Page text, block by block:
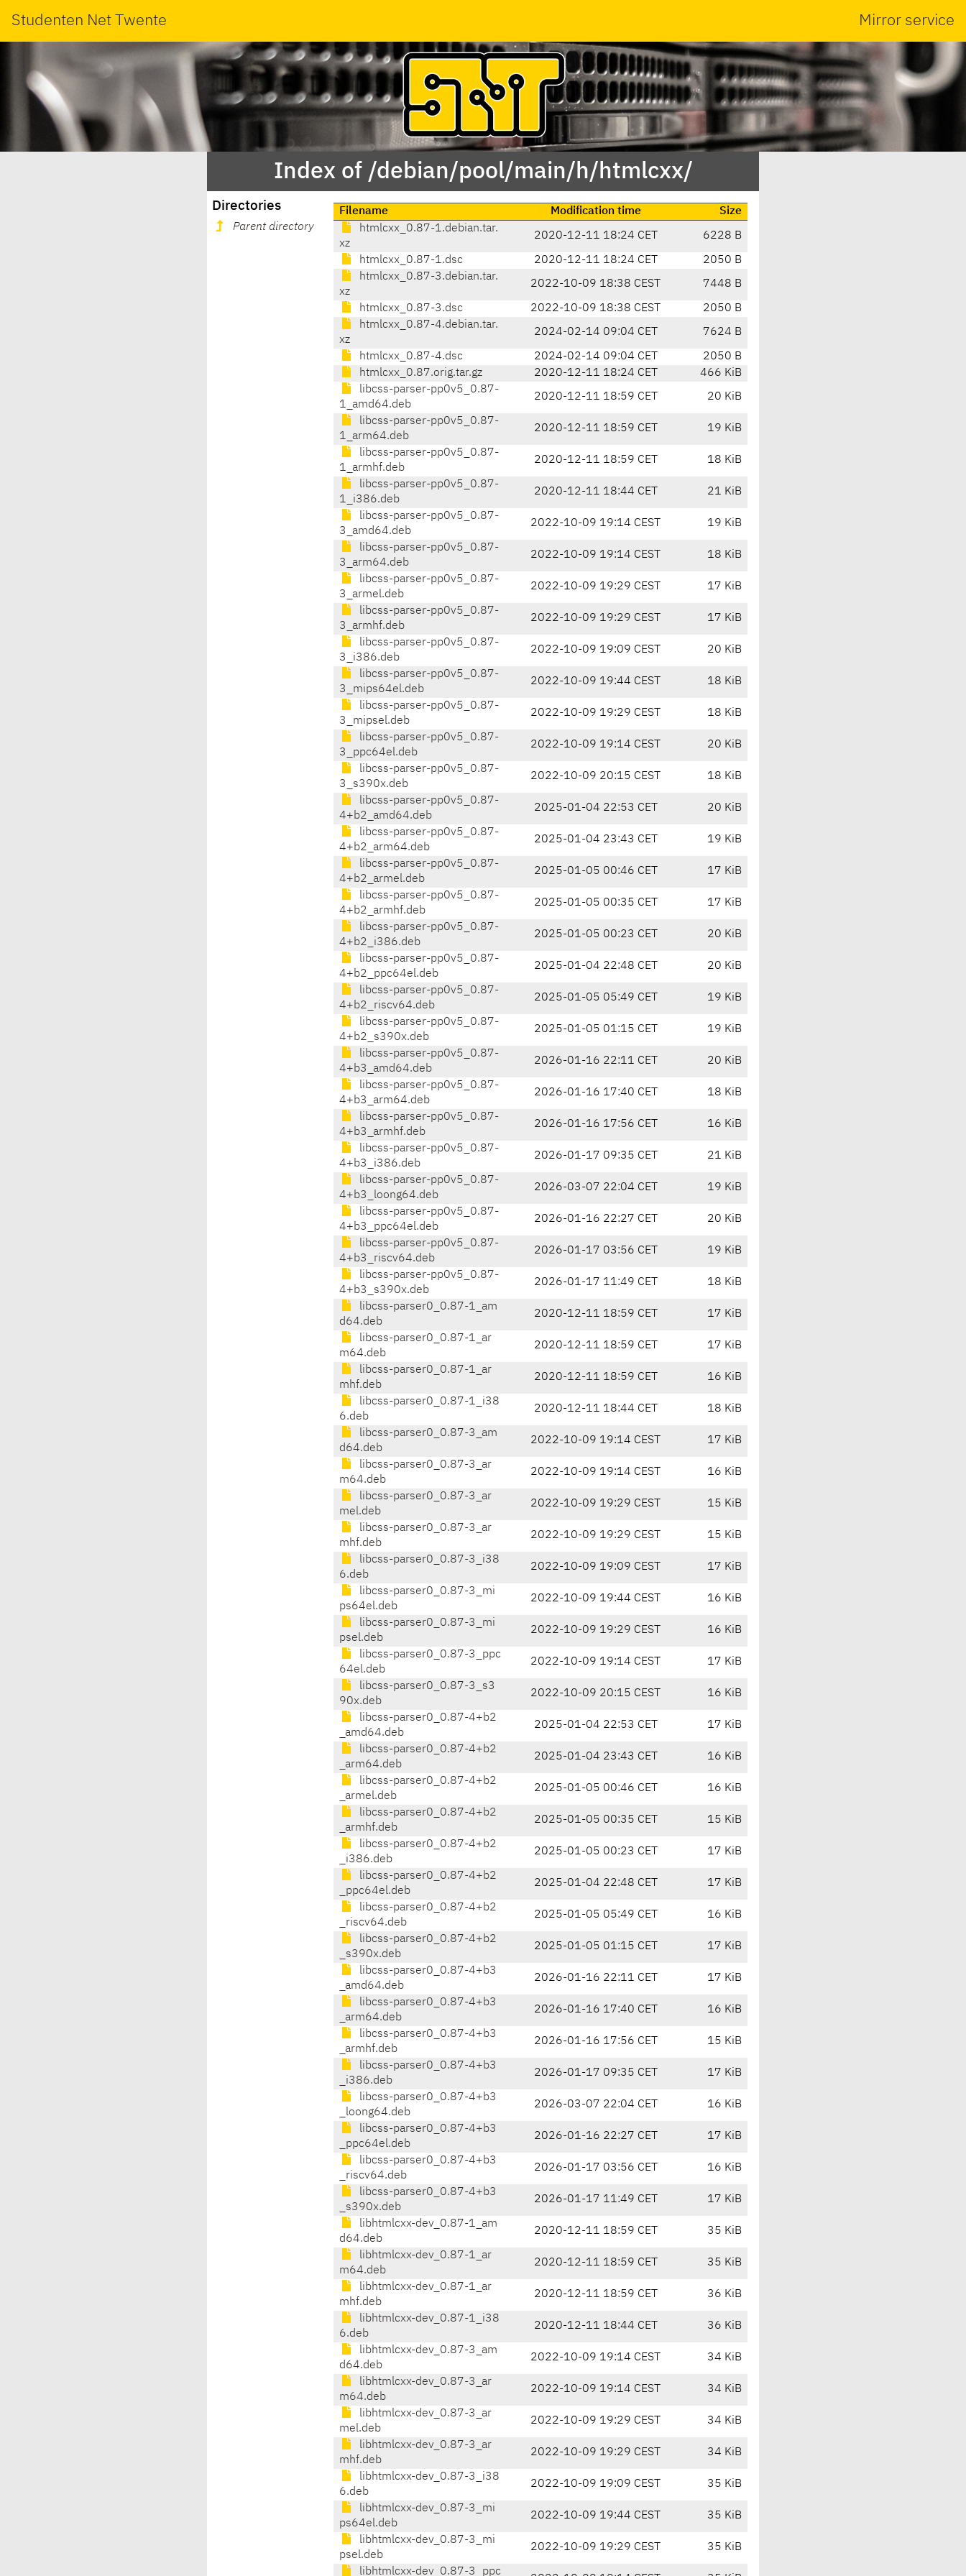
Studenten Net Twente Mirror service
Index of /debian/pool/main/h/htmlcxx/
Directories
Parent directory
Filename Modification time
Size
htmlcxx_0.87-1.debian.tar.
xz
2020-12-11 18:24 CET 6228 B
htmlcxx_0.87-1.dsc 2020-12-11 18:24 CET
2050 B
htmlcxx_0.87-3.debian.tar.
xz
2022-10-09 18:38 CEST 7448 B
htmlcxx_0.87-3.dsc 2022-10-09 18:38 CEST
2050 B
htmlcxx_0.87-4.debian.tar.
xz
2024-02-14 09:04 CET 7624 B
htmlcxx_0.87-4.dsc 2024-02-14 09:04 CET
2050 B
htmlcxx_0.87.orig.tar.gz
2020-12-11 18:24 CET
466 KiB
libcss-parser-pp0v5_0.87-
1_amd64.deb
2020-12-11 18:59 CET 20 KiB
libcss-parser-pp0v5_0.87-
1_arm64.deb
2020-12-11 18:59 CET 19 KiB
libcss-parser-pp0v5_0.87-
1_armhf.deb
2020-12-11 18:59 CET 18 KiB
libcss-parser-pp0v5_0.87-
1_i386.deb
2020-12-11 18:44 CET 21 KiB
libcss-parser-pp0v5_0.87-
3_amd64.deb
2022-10-09 19:14 CEST 19 KiB
libcss-parser-pp0v5_0.87-
3_arm64.deb
2022-10-09 19:14 CEST 18 KiB
libcss-parser-pp0v5_0.87-
3_armel.deb
2022-10-09 19:29 CEST 17 KiB
libcss-parser-pp0v5_0.87-
3_armhf.deb
2022-10-09 19:29 CEST 17 KiB
libcss-parser-pp0v5_0.87-
3_i386.deb
2022-10-09 19:09 CEST 20 KiB
libcss-parser-pp0v5_0.87-
3_mips64el.deb
2022-10-09 19:44 CEST 18 KiB
libcss-parser-pp0v5_0.87-
3_mipsel.deb
2022-10-09 19:29 CEST 18 KiB
libcss-parser-pp0v5_0.87-
3_ppc64el.deb
2022-10-09 19:14 CEST 20 KiB
libcss-parser-pp0v5_0.87-
3_s390x.deb
2022-10-09 20:15 CEST 18 KiB
libcss-parser-pp0v5_0.87-
4+b2_amd64.deb
2025-01-04 22:53 CET 20 KiB
libcss-parser-pp0v5_0.87-
4+b2_arm64.deb
2025-01-04 23:43 CET 19 KiB
libcss-parser-pp0v5_0.87-
4+b2_armel.deb
2025-01-05 00:46 CET 17 KiB
libcss-parser-pp0v5_0.87-
4+b2_armhf.deb
2025-01-05 00:35 CET 17 KiB
libcss-parser-pp0v5_0.87-
4+b2_i386.deb
2025-01-05 00:23 CET 20 KiB
libcss-parser-pp0v5_0.87-
4+b2_ppc64el.deb
2025-01-04 22:48 CET 20 KiB
libcss-parser-pp0v5_0.87-
4+b2_riscv64.deb
2025-01-05 05:49 CET 19 KiB
libcss-parser-pp0v5_0.87-
4+b2_s390x.deb
2025-01-05 01:15 CET 19 KiB
libcss-parser-pp0v5_0.87-
4+b3_amd64.deb
2026-01-16 22:11 CET 20 KiB
libcss-parser-pp0v5_0.87-
4+b3_arm64.deb
2026-01-16 17:40 CET 18 KiB
libcss-parser-pp0v5_0.87-
4+b3_armhf.deb
2026-01-16 17:56 CET 16 KiB
libcss-parser-pp0v5_0.87-
4+b3_i386.deb
2026-01-17 09:35 CET 21 KiB
libcss-parser-pp0v5_0.87-
4+b3_loong64.deb
2026-03-07 22:04 CET 19 KiB
libcss-parser-pp0v5_0.87-
4+b3_ppc64el.deb
2026-01-16 22:27 CET 20 KiB
libcss-parser-pp0v5_0.87-
4+b3_riscv64.deb
2026-01-17 03:56 CET 19 KiB
libcss-parser-pp0v5_0.87-
4+b3_s390x.deb
2026-01-17 11:49 CET 18 KiB
libcss-parser0_0.87-1_am
d64.deb
2020-12-11 18:59 CET 17 KiB
libcss-parser0_0.87-1_ar
m64.deb
2020-12-11 18:59 CET 17 KiB
libcss-parser0_0.87-1_ar
mhf.deb
2020-12-11 18:59 CET 16 KiB
libcss-parser0_0.87-1_i38
6.deb
2020-12-11 18:44 CET 18 KiB
libcss-parser0_0.87-3_am
d64.deb
2022-10-09 19:14 CEST 17 KiB
libcss-parser0_0.87-3_ar
m64.deb
2022-10-09 19:14 CEST 16 KiB
libcss-parser0_0.87-3_ar
mel.deb
2022-10-09 19:29 CEST 15 KiB
libcss-parser0_0.87-3_ar
mhf.deb
2022-10-09 19:29 CEST 15 KiB
libcss-parser0_0.87-3_i38
6.deb
2022-10-09 19:09 CEST 17 KiB
libcss-parser0_0.87-3_mi
ps64el.deb
2022-10-09 19:44 CEST 16 KiB
libcss-parser0_0.87-3_mi
psel.deb
2022-10-09 19:29 CEST 16 KiB
libcss-parser0_0.87-3_ppc
64el.deb
2022-10-09 19:14 CEST 17 KiB
libcss-parser0_0.87-3_s3
90x.deb
2022-10-09 20:15 CEST 16 KiB
libcss-parser0_0.87-4+b2
_amd64.deb
2025-01-04 22:53 CET 17 KiB
libcss-parser0_0.87-4+b2
_arm64.deb
2025-01-04 23:43 CET 16 KiB
libcss-parser0_0.87-4+b2
_armel.deb
2025-01-05 00:46 CET 16 KiB
libcss-parser0_0.87-4+b2
_armhf.deb
2025-01-05 00:35 CET 15 KiB
libcss-parser0_0.87-4+b2
_i386.deb
2025-01-05 00:23 CET 17 KiB
libcss-parser0_0.87-4+b2
_ppc64el.deb
2025-01-04 22:48 CET 17 KiB
libcss-parser0_0.87-4+b2
_riscv64.deb
2025-01-05 05:49 CET 16 KiB
libcss-parser0_0.87-4+b2
_s390x.deb
2025-01-05 01:15 CET 17 KiB
libcss-parser0_0.87-4+b3
_amd64.deb
2026-01-16 22:11 CET 17 KiB
libcss-parser0_0.87-4+b3
_arm64.deb
2026-01-16 17:40 CET 16 KiB
libcss-parser0_0.87-4+b3
_armhf.deb
2026-01-16 17:56 CET 15 KiB
libcss-parser0_0.87-4+b3
_i386.deb
2026-01-17 09:35 CET 17 KiB
libcss-parser0_0.87-4+b3
_loong64.deb
2026-03-07 22:04 CET 16 KiB
libcss-parser0_0.87-4+b3
_ppc64el.deb
2026-01-16 22:27 CET 17 KiB
libcss-parser0_0.87-4+b3
_riscv64.deb
2026-01-17 03:56 CET 16 KiB
libcss-parser0_0.87-4+b3
_s390x.deb
2026-01-17 11:49 CET 17 KiB
libhtmlcxx-dev_0.87-1_am
d64.deb
2020-12-11 18:59 CET 35 KiB
libhtmlcxx-dev_0.87-1_ar
m64.deb
2020-12-11 18:59 CET 35 KiB
libhtmlcxx-dev_0.87-1_ar
mhf.deb
2020-12-11 18:59 CET 36 KiB
libhtmlcxx-dev_0.87-1_i38
6.deb
2020-12-11 18:44 CET 36 KiB
libhtmlcxx-dev_0.87-3_am
d64.deb
2022-10-09 19:14 CEST 34 KiB
libhtmlcxx-dev_0.87-3_ar
m64.deb
2022-10-09 19:14 CEST 34 KiB
libhtmlcxx-dev_0.87-3_ar
mel.deb
2022-10-09 19:29 CEST 34 KiB
libhtmlcxx-dev_0.87-3_ar
mhf.deb
2022-10-09 19:29 CEST 34 KiB
libhtmlcxx-dev_0.87-3_i38
6.deb
2022-10-09 19:09 CEST 35 KiB
libhtmlcxx-dev_0.87-3_mi
ps64el.deb
2022-10-09 19:44 CEST 35 KiB
libhtmlcxx-dev_0.87-3_mi
psel.deb
2022-10-09 19:29 CEST 35 KiB
libhtmlcxx-dev_0.87-3_ppc